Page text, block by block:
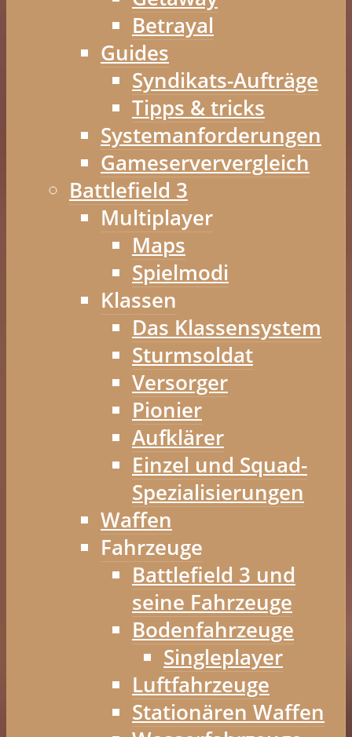
Betrayal
Guides
Syndikats-Aufträge
Tipps & tricks
Systemanforderungen
Gameserververgleich
Battlefield 3
Multiplayer
Maps
Spielmodi
Klassen
Das Klassensystem
Sturmsoldat
Versorger
Pionier
Aufklärer
Einzel und Squad-
Spezialisierungen
Waffen
Fahrzeuge
Battlefield 3 und
seine Fahrzeuge
Bodenfahrzeuge
Singleplayer
Luftfahrzeuge
Stationären Waffen